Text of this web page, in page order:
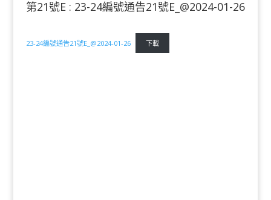
第21號E : 23-24編號通告21號E_@2024-01-26
23-24編號通告21號E_@2024-01-26 下載